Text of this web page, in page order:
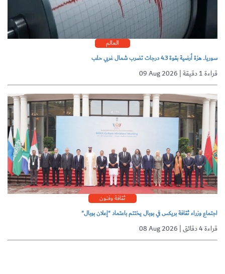
العالم
سوريا.. هزة أرضية بقوة 4.3 درجات تضرب شمال غربي حلب
09 Aug 2026 | قراءة 1 دقيقة
ثقافة وفنون
اجتماع وزراء ثقافة بريكس في بوبال يختتم باعتماد "إعلان بوبال"
08 Aug 2026 | قراءة 4 دقائق